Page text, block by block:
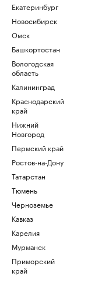
Екатеринбург
Новосибирск
Омск
Башкортостан
Вологодская
область
Калининград
Краснодарский
край
Нижний
Новгород
Пермский край
Ростов-на-Дону
Татарстан
Тюмень
Черноземье
Кавказ
Карелия
Мурманск
Приморский
край